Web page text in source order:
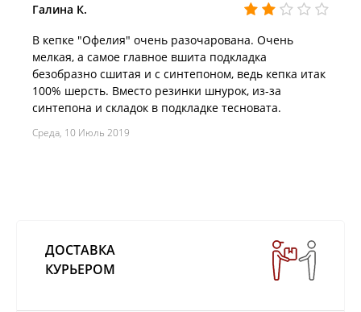
Галина К.
В кепке "Офелия" очень разочарована. Очень
мелкая, а самое главное вшита подкладка
безобразно сшитая и с синтепоном, ведь кепка итак
100% шерсть. Вместо резинки шнурок, из-за
синтепона и складок в подкладке тесновата.
Среда, 10 Июль 2019
ДОСТАВКА
КУРЬЕРОМ